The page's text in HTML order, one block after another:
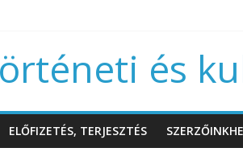
és
ELŐFIZETÉS, TERJESZTÉS